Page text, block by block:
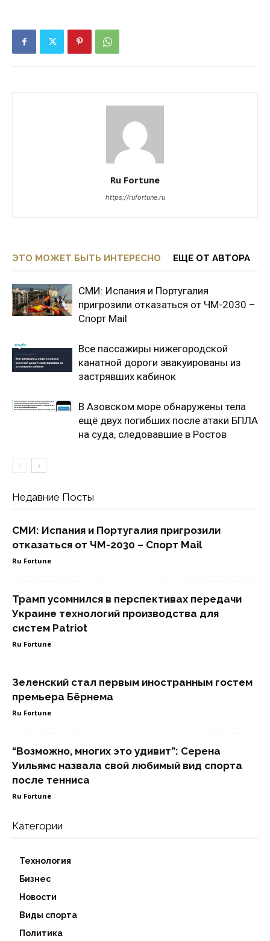
Ru Fortune
https://rufortune.ru
ЭТО МОЖЕТ БЫТЬ ИНТЕРЕСНО ЕЩЕ ОТ АВТОРА
СМИ: Испания и Португалия
пригрозили отказаться от ЧМ-2030 –
Спорт Mail
Все пассажиры нижегородской
канатной дороги эвакуированы из
застрявших кабинок
В Азовском море обнаружены тела
ещё двух погибших после атаки БПЛА
на суда, следовавшие в Ростов
Недавние Посты
СМИ: Испания и Португалия пригрозили
отказаться от ЧМ-2030 – Спорт Mail
Ru Fortune
Трамп усомнился в перспективах передачи
Украине технологий производства для
систем Patriot
Ru Fortune
Зеленский стал первым иностранным гостем
премьера Бёрнема
Ru Fortune
“Возможно, многих это удивит”: Серена
Уильямс назвала свой любимый вид спорта
после тенниса
Ru Fortune
Категории
Технология
Бизнес
Новости
Виды спорта
Политика